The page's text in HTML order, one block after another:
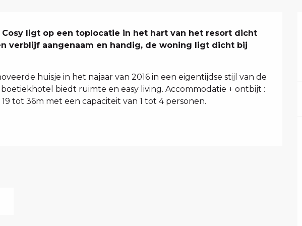
ligt op een toplocatie in het hart van het resort dicht
verblijf aangenaam en handig, de woning ligt dicht bij
huisje in het najaar van 2016 in een eigentijdse stijl van de
biedt ruimte en easy living. Accommodatie + ontbijt :
tot 36m met een capaciteit van 1 tot 4 personen.